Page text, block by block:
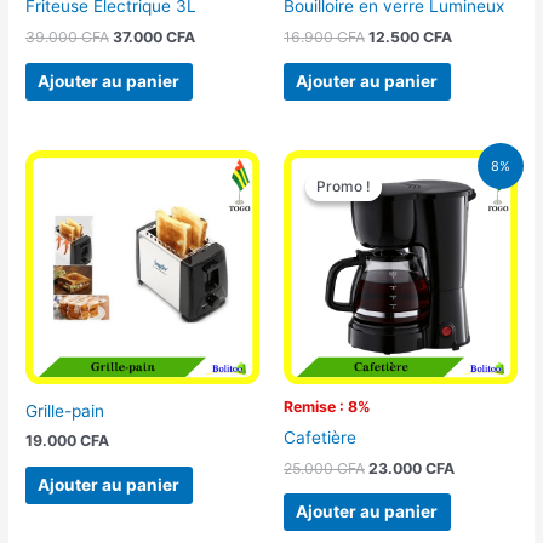
Friteuse Électrique 3L
39.000CFA 37.000CFA
Ajouter au panier
Bouilloire en verre Lumineux
16.900CFA 12.500 CFA
Ajouter au panier
Grille-pain
19.000CFA
Ajouter au panier
8%
Promo !
Remise : 8%
Promo !
Cafetière
25.000CFA
Le
prix
initial
25.000 CFA.
23.000 CFA
Le
prix
actuel
est :
23.000 CFA.
Ajouter au panier